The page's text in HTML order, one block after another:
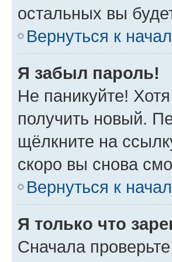
остальных вы
Вернуться к
Я забыл пароль!
Не паникуйте!
получить новый.
щёлкните на
скоро вы снова
Вернуться к
Я только что
Сначала